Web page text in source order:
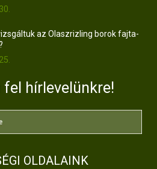
az Olaszrizling borok fajta-
fel hírlevelünkre!
OLDALAINK